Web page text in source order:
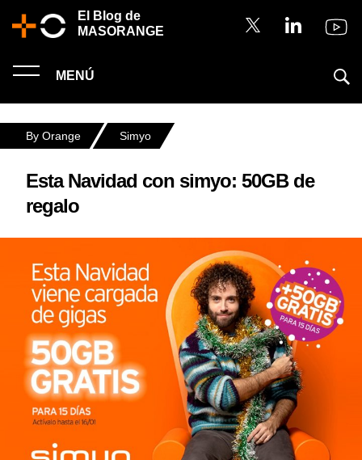
El Blog de
MASORANGE
MENÚ
By Orange Simyo
Esta Navidad con simyo: 50GB de
regalo